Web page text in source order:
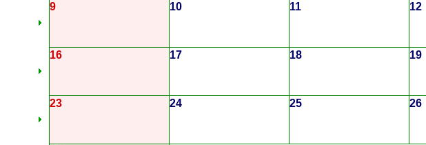
9 10 11 12
16 17 18 19
23 24 25 26